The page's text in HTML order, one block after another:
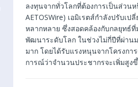
ลงทุนจากทั่วโลกที่ต้องการเป็นส่วน
AETOSWire) เอมิเรตส์กำลังปรับ
หลากหลาย ซึ่งสอดคล้องกับกลยุทธ์
พัฒนาระดับโลก ในช่วงไม่กี่ปีที่ผ่าน
มาก โดยได้รับแรงหนุนจากโครงก
การณ์ว่าจำนวนประชากรจะเพิ่มสูง